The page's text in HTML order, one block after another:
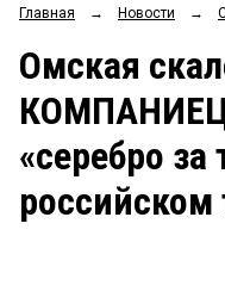
ОБЩЕСТВО
ЗАКОН
НОВОСТИ КОМПАНИЙ
ПРОИСШЕСТВИЯ
Главная → Новости →
Омская
«серебро за
российском